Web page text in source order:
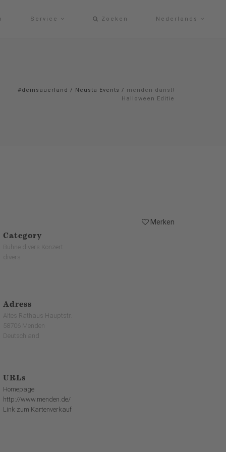
Service Zoeken Nederlands
#deinsauerland / Neusta Events / menden danst!
Halloween Editie
Merken
Category
Bühne divers Konzert
divers
Adress
Altes Rathaus Hauptstr.
58706 Menden
Deutschland
URLs
Homepage
http://www.menden.de/
Link zum Kartenverkauf